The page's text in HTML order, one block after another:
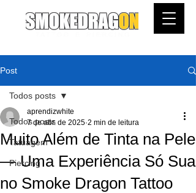
Post
Todos posts
Tatuagem
Piercing
Todos posts
Muito Além de Tinta na Pele
— Uma Experiência Só Sua
no Smoke Dragon Tattoo
aprendizwhite
7 de abr. de 2025 2 min de leitura